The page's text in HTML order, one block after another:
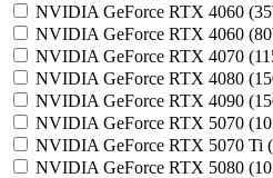
NVIDIA GeForce RTX 4060
NVIDIA GeForce RTX 4060
NVIDIA GeForce RTX 4070
NVIDIA GeForce RTX 4080
NVIDIA GeForce RTX 4090
NVIDIA GeForce RTX 5070
NVIDIA GeForce RTX 5070 Ti
NVIDIA GeForce RTX 5080